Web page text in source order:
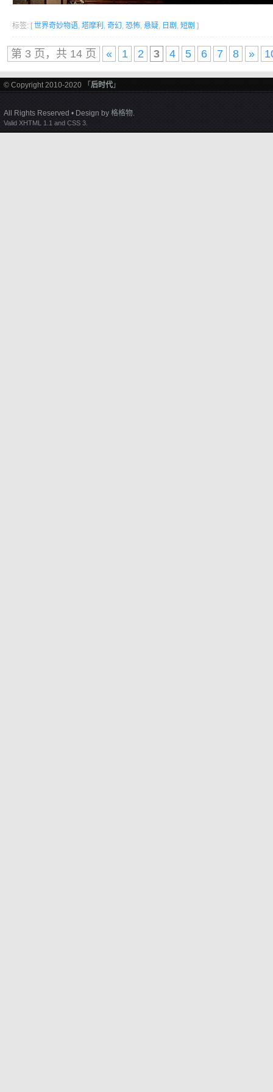
标签: [ 世界奇妙物语, 塔摩利 , 奇幻, 恐怖, 悬疑, 日剧 , 短剧 ]
第 3 页，共 14 页 « 1 2 3 4 5 6 7 8 »
© Copyright 2010-2020 「 后时代 」
All Rights Reserved • Design by 格格物.
Valid XHTML 1.1 and CSS 3.